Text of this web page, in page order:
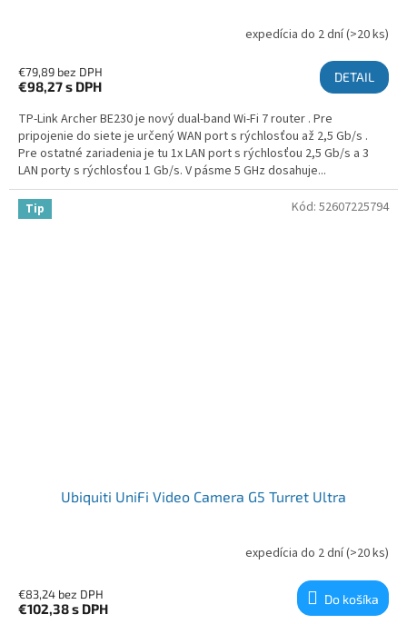
expedícia do 2 dní(>20 ks)
€79,89 bez DPH
€98,27s DPH
DETAIL
TP-Link Archer BE230 je nový dual-band Wi-Fi 7 router . Pre
pripojenie do siete je určený WAN port s rýchlosťou až 2,5 Gb/s .
Pre ostatné zariadenia je tu 1x LAN port s rýchlosťou 2,5 Gb/s a 3
LAN porty s rýchlosťou 1 Gb/s. V pásme 5 GHz dosahuje...
Tip
Ubiquiti UniFi Video Camera G5 Turret Ultra
expedícia do 2 dní(>20 ks)
€83,24 bez DPH
€102,38s DPH
Do košíka
Kód: 52607225794